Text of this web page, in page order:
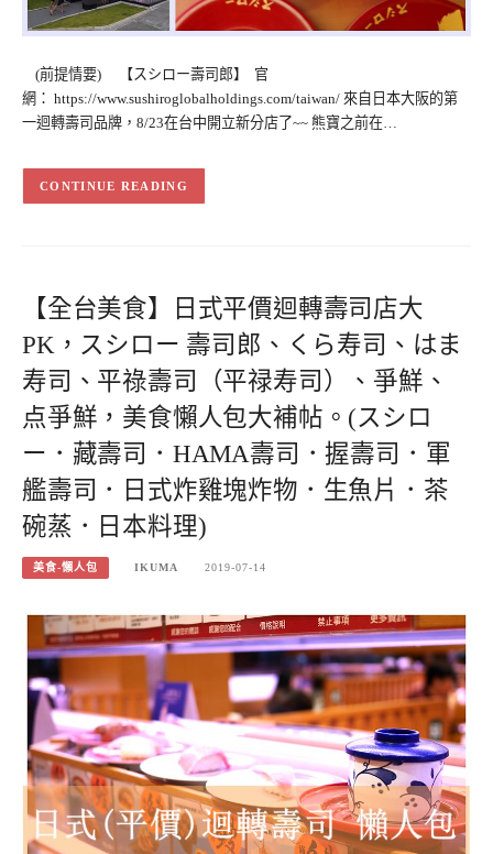
(前提情要) 【スシロー壽司郎】 官
網： https://www.sushiroglobalholdings.com/taiwan/ 來自日本大阪的第
一迴轉壽司品牌，8/23在台中開立新分店了~~ 熊寶之前在…
CONTINUE READING
【全台美食】日式平價迴轉壽司店大
PK，スシロー 壽司郎、くら寿司、はま
寿司、平祿壽司（平禄寿司）、爭鮮、
点爭鮮，美食懶人包大補帖。(スシロ
ー．藏壽司．HAMA壽司．握壽司．軍
艦壽司．日式炸雞塊炸物．生魚片．茶
碗蒸．日本料理)
美食-懶人包 IKUMA 2019-07-14